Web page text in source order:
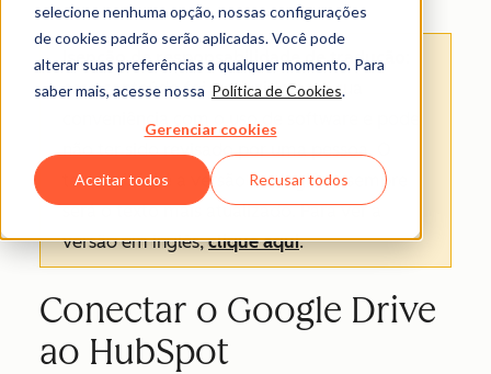
selecione nenhuma opção, nossas configurações
de cookies padrão serão aplicadas. Você pode
alterar suas preferências a qualquer momento. Para
saber mais, acesse nossa Política de Cookies.
Gerenciar cookies
Aceitar todos Recusar todos
Isenção de responsabilidade de tradução
esse conteúdo foi traduzido para sua
conveniência com o uso de software e pode
não ter sido revisado por uma pessoa.
texto oficial é a versão em inglês e sempre
será o texto mais atualizado. Para ver a
versão em inglês,clique aqui.
Conectar o Google Drive
ao HubSpot